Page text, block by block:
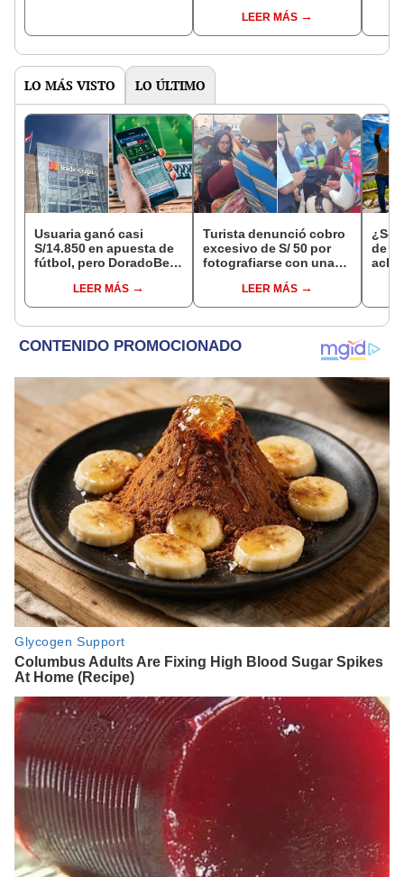
LEER MÁS
LO MÁS VISTO LO ÚLTIMO
Usuaria ganó casi
S/14.850 en apuesta de
fútbol, pero DoradoBet
Indecopi multó a la
empresa con más de S/
LEER MÁS
Turista denunció cobro
excesivo de S/ 50 por
fotografiarse con una
Serenazgo recuperó el
dinero
LEER MÁS
¿Se
de